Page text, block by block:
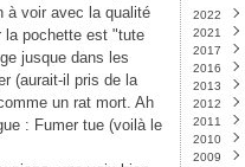
à voir avec la qualité
la pochette est "tute
jusque dans les
(aurait-il pris de la
un rat mort. Ah
: Fumer tue (voilà le
2022
Juin
Mars
2021
Juillet
Juin
2017
Mars
2016
2013
Juin
2012
Juillet
2011
Juillet
Juin
2010
2009